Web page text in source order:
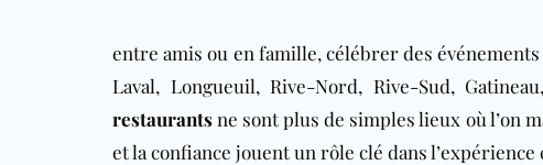
entre amis ou en famille, célébrer des
Laval, Longueuil, Rive-Nord, Rive-Sud,
restaurantsne sont plus de simples lieux où l’on
et la confiance jouent un rôle clé dans l’expérience